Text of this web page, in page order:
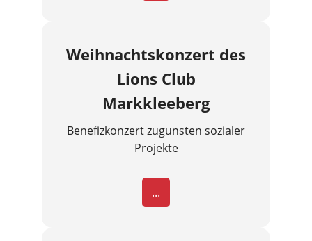
Weihnachtskonzert des
Lions Club
Markkleeberg
Benefizkonzert zugunsten sozialer
Projekte
...